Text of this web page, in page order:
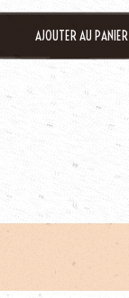
AJOUTER AU PANIER